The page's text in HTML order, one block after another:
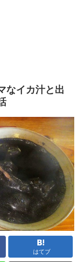
なイカ汁と出
はてブ